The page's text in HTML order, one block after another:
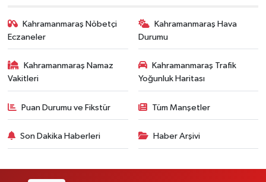
Kahramanmaraş Nöbetçi
Eczaneler
Kahramanmaraş Hava
Durumu
Kahramanmaraş Namaz
Vakitleri
Kahramanmaraş Trafik
Yoğunluk Haritası
Puan Durumu ve Fikstür Tüm Manşetler
Son Dakika Haberleri Haber Arşivi